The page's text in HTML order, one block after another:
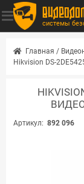
системы
Главная /
Hikvision DS-
Артикул: 892 096